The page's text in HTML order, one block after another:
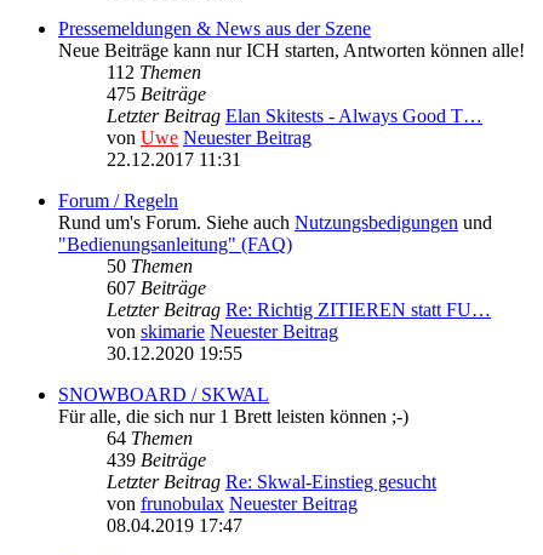
Pressemeldungen & News aus der Szene
Neue Beiträge kann nur ICH starten, Antworten können alle!
112 Themen
475 Beiträge
Letzter Beitrag Elan Skitests - Always Good T…
von Uwe Neuester Beitrag
22.12.2017 11:31
Forum / Regeln
Rund um's Forum. Siehe auch Nutzungsbedigungen und
"Bedienungsanleitung" (FAQ)
50 Themen
607 Beiträge
Letzter Beitrag Re: Richtig ZITIEREN statt FU…
von skimarie Neuester Beitrag
30.12.2020 19:55
SNOWBOARD / SKWAL
Für alle, die sich nur 1 Brett leisten können ;-)
64 Themen
439 Beiträge
Letzter Beitrag Re: Skwal-Einstieg gesucht
von frunobulax Neuester Beitrag
08.04.2019 17:47